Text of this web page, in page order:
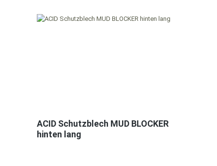
ACID Schutzblech MUD BLOCKER
hinten lang